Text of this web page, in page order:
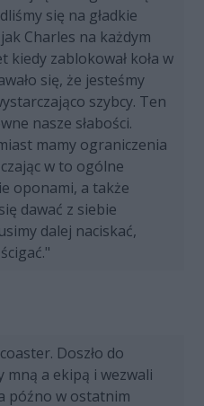
się na gładkie
Charles na każdym
kiedy zablokował koła w
się, że jesteśmy
szybcy. Ten
nasze słabości.
mamy ograniczenia
w to ogólne
oponami, a także
dawać z siebie
dalej naciskać,
Doszło do
a ekipą i wezwali
późno w ostatnim